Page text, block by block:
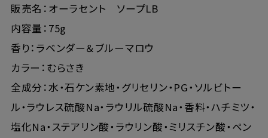
販売名：オーラセント ソープLB
内容量：75g
香り：ラベンダー＆ブルーマロウ
カラー：むらさき
全成分：水・石ケン素地・グリセリン・PG・ソルビトー
ル・ラウレス硫酸Na・ラウリル硫酸Na・香料・ハチミツ・
塩化Na・ステアリン酸・ラウリン酸・ミリスチン酸・ペン